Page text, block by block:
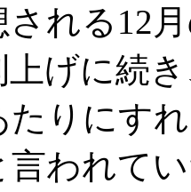
される12
上げに続
たりにす
言われて